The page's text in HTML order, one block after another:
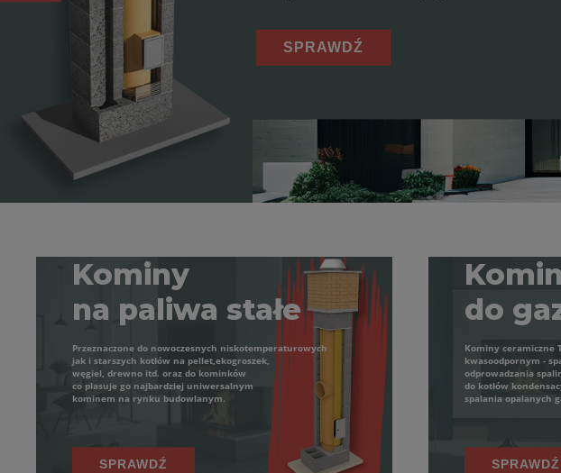
SPRAWDŹ
Kominy
na paliwa stałe
Przeznaczone do nowoczesnych niskotemperaturowych
jak i starszych kotłów na pellet,ekogroszek,
węgiel, drewno itd. oraz do kominków
co plasuje go najbardziej uniwersalnym
kominem na rynku budowlanym.
SPRAWDŹ
do
Kominy ceramiczne
kwasoodpornym -
odprowadzania
do kotłów
spalania opalanych
SPRAWDŹ